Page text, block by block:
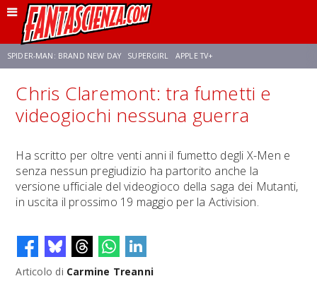
SPIDER-MAN: BRAND NEW DAY SUPERGIRL APPLE TV+
FRANCO RICCIARDIELLO ZENDAYA AVENGERS: DOOMSDAY STAR TREK
Chris Claremont: tra fumetti e
videogiochi nessuna guerra
Ha scritto per oltre venti anni il fumetto degli X-Men e
senza nessun pregiudizio ha partorito anche la
versione ufficiale del videogioco della saga dei Mutanti,
in uscita il prossimo 19 maggio per la Activision.
Articolo di Carmine Treanni